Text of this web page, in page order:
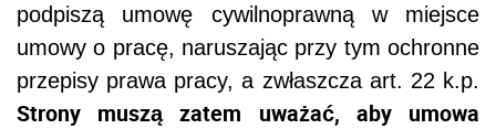
podpiszą umowę cywilnoprawną w miejsce
umowy o pracę, naruszając przy tym ochronne
przepisy prawa pracy, a zwłaszcza art. 22 k.p.
Strony muszą zatem uważać, aby umowa